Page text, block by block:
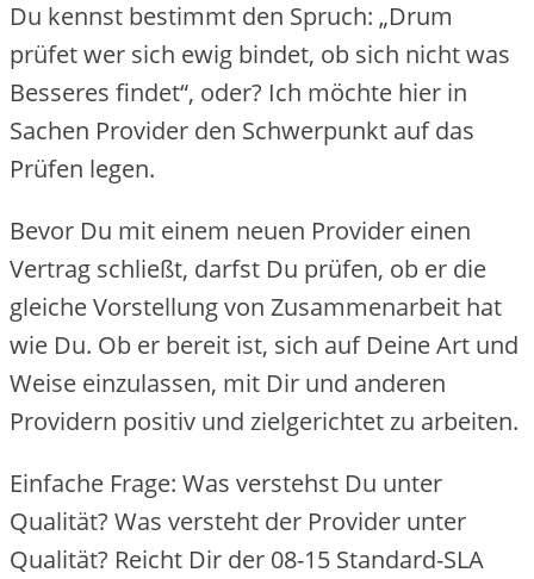
Du kennst bestimmt den Spruch: „Drum
prüfet wer sich ewig bindet, ob sich nicht was
Besseres findet“, oder? Ich möchte hier in
Sachen Provider den Schwerpunkt auf das
Prüfen legen.
Bevor Du mit einem neuen Provider einen
Vertrag schließt, darfst Du prüfen, ob er die
gleiche Vorstellung von Zusammenarbeit hat
wie Du. Ob er bereit ist, sich auf Deine Art und
Weise einzulassen, mit Dir und anderen
Providern positiv und zielgerichtet zu arbeiten.
Einfache Frage: Was verstehst Du unter
Qualität? Was versteht der Provider unter
Qualität? Reicht Dir der 08-15 Standard-SLA